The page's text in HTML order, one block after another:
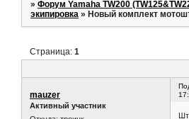
»Форум Yamaha TW200
экипировка »Новый комплект
Страница:1
mauzer
Активный участник